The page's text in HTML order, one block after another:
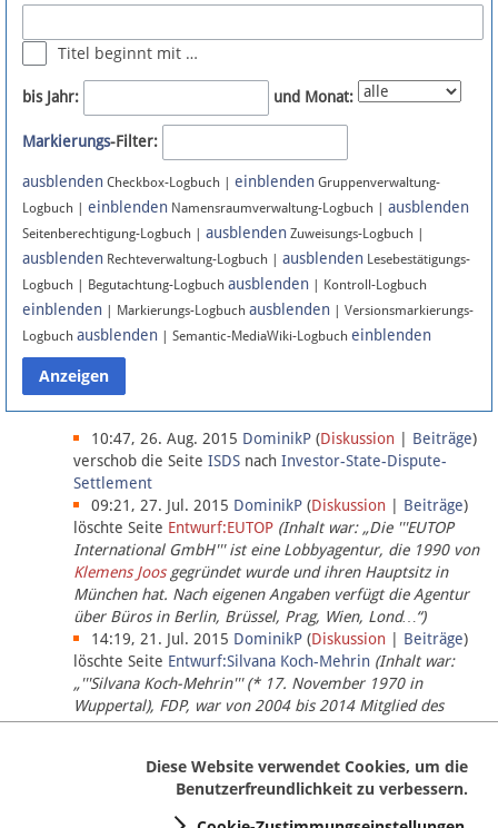
Newsletter
Bluesky
Facebook
Instagram
Anmelden
Datenschutz
Über Lobbypedia
Impressum
Titel beginnt mit …
bis Jahr: und Monat:
Markierungs-Filter:
ausblenden Checkbox-Logbuch | einblenden Gruppenverwaltung-
Logbuch | einblenden Namensraumverwaltung-Logbuch | ausblenden
Seitenberechtigung-Logbuch | ausblenden Zuweisungs-Logbuch |
ausblenden Rechteverwaltung-Logbuch | ausblenden Lesebestätigungs-
Logbuch | Begutachtung-Logbuch ausblenden | Kontroll-Logbuch
einblenden | Markierungs-Logbuch ausblenden | Versionsmarkierungs-
Logbuch ausblenden | Semantic-MediaWiki-Logbuch einblenden
10:47, 26. Aug. 2015 DominikP (Diskussion Beiträge)
verschob die Seite ISDS nach Investor-State-Dispute-
Settlement
09:21, 27. Jul. 2015 DominikP (Diskussion Beiträge)
löschte Seite Entwurf:EUTOP (Inhalt war: „Die '''EUTOP
International GmbH''' ist eine Lobbyagentur, die 1990 von
Klemens Joosgegründet wurde und ihren Hauptsitz in
München hat. Nach eigenen Angaben verfügt die Agentur
über Büros in Berlin, Brüssel, Prag, Wien, Lond…“)
14:19, 21. Jul. 2015 DominikP (Diskussion Beiträge)
löschte Seite Entwurf:Silvana Koch-Mehrin (Inhalt war:
„'''Silvana Koch-Mehrin''' (* 17. November 1970 in
Wuppertal), FDP, war von 2004 bis 2014 Mitglied des
Europäischen Parlaments, seit November 2014 ist sie für
Diese Website verwendet Cookies, um die
Benutzerfreundlichkeit zu verbessern.